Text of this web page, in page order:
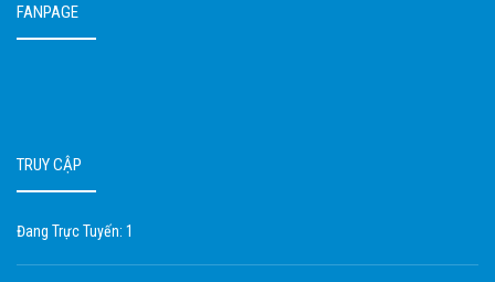
FANPAGE
TRUY CẬP
Đang Trực Tuyến: 1